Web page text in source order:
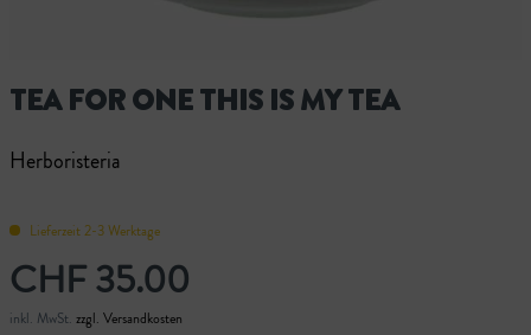
TEA FOR ONE THIS IS MY TEA
Herboristeria
Lieferzeit 2-3 Werktage
CHF 35.00
inkl. MwSt. zzgl. Versandkosten